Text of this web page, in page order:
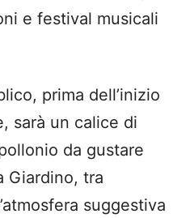
e festival musicali
prima dell’inizio
sarà un calice di
da gustare
Giardino, tra
suggestiva